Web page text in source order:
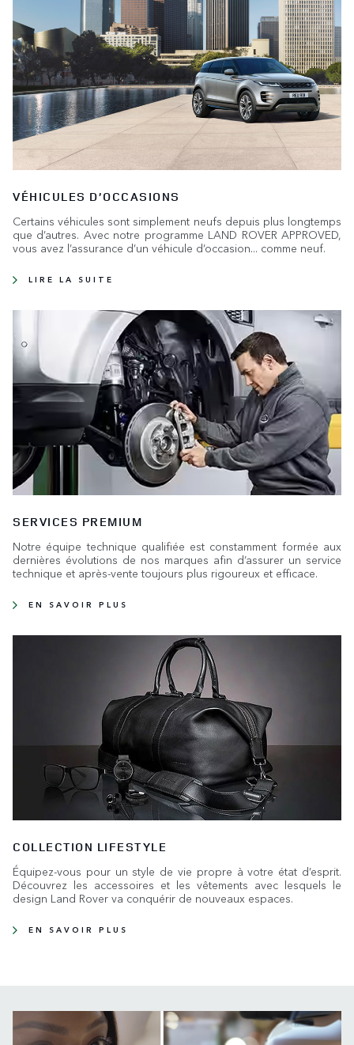
VÉHICULES D’OCCASIONS
Certains véhicules sont simplement neufs depuis plus longtemps
que d’autres. Avec notre programme LAND ROVER APPROVED,
vous avez l’assurance d’un véhicule d’occasion... comme neuf.
LIRE LA SUITE
SERVICES PREMIUM
Notre équipe technique qualifiée est constamment formée aux
dernières évolutions de nos marques afin d’assurer un service
technique et après-vente toujours plus rigoureux et efficace.
EN SAVOIR PLUS
COLLECTION LIFESTYLE
Équipez-vous pour un style de vie propre à votre état d’esprit.
Découvrez les accessoires et les vêtements avec lesquels le
design Land Rover va conquérir de nouveaux espaces.
EN SAVOIR PLUS